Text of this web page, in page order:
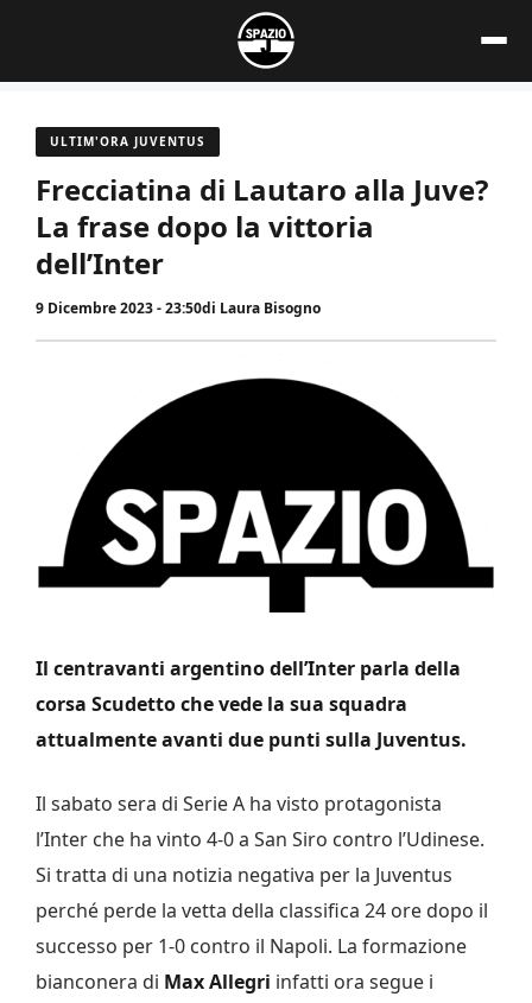
contenuto
ULTIM'ORA JUVENTUS
Frecciatina di Lautaro alla Juve?
La frase dopo la vittoria
dell’Inter
9 Dicembre 2023 - 23:50di Laura Bisogno
Il centravanti argentino dell’Inter parla della
corsa Scudetto che vede la sua squadra
attualmente avanti due punti sulla Juventus.
Il sabato sera di Serie A ha visto protagonista
l’Inter che ha vinto 4-0 a San Siro contro l’Udinese.
Si tratta di una notizia negativa per la Juventus
perché perde la vetta della classifica 24 ore dopo il
successo per 1-0 contro il Napoli. La formazione
bianconera di Max Allegri infatti ora segue i